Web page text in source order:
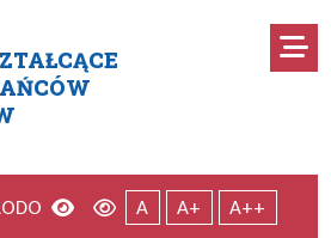
Rybnika
Wersja kontrastowa
Wersja domyślna
A A+ A++